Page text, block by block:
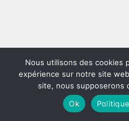
Nous utilisons des cookies
expérience sur notre site
site, nous supposerons
Ok